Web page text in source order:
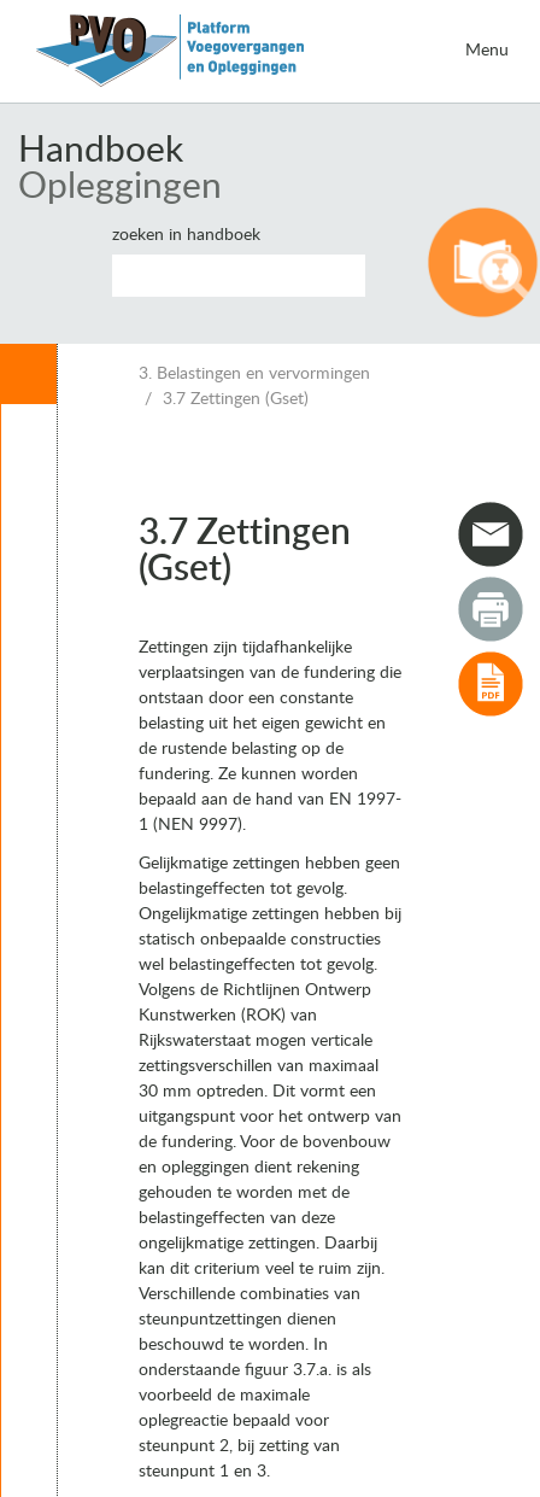
Menu
Handboek
Opleggingen
zoeken in handboek
3. Belastingen en vervormingen
3.1 Inleiding
3.2 Eigen gewicht (G)
3.3 Rustende belasting (Gs) (Superimposed dead load)
3.5 Kruip (Cr)
3.6 Krimp (Sh)
3.7 Zettingen (Gset)
3.7.1 Rotaties ten gevolge van verticale zettingen
3.7.2 Horizontale verplaatsingen door horizontale
3.7.3 Horizontale verplaatsingen door horizontale
3.8 Verkeersbelasting
3.9 Temperatuurbelasting (T)
3.11 Bijzondere belastingen (A)
3.12 Aardbevingsbelasting
3.13 Opspankrachten
4. Typen opleggingen
5. Het keuzeproces van oplegsystemen en opleggingen
7. Instandhouding
3. Belastingen en vervormingen
3.7 Zettingen (Gset)
3.7 Zettingen
(Gset)
Zettingen zijn tijdafhankelijke
verplaatsingen van de fundering die
ontstaan door een constante
belasting uit het eigen gewicht en
de rustende belasting op de
fundering. Ze kunnen worden
bepaald aan de hand van EN 1997-
1 (NEN 9997).
Gelijkmatige zettingen hebben geen
belastingeffecten tot gevolg.
Ongelijkmatige zettingen hebben bij
statisch onbepaalde constructies
wel belastingeffecten tot gevolg.
Volgens de Richtlijnen Ontwerp
Kunstwerken (ROK) van
Rijkswaterstaat mogen verticale
zettingsverschillen van maximaal
30 mm optreden. Dit vormt een
uitgangspunt voor het ontwerp van
de fundering. Voor de bovenbouw
en opleggingen dient rekening
gehouden te worden met de
belastingeffecten van deze
ongelijkmatige zettingen. Daarbij
kan dit criterium veel te ruim zijn.
Verschillende combinaties van
steunpuntzettingen dienen
beschouwd te worden. In
onderstaande figuur 3.7.a. is als
voorbeeld de maximale
oplegreactie bepaald voor
steunpunt 2, bij zetting van
steunpunt 1 en 3.